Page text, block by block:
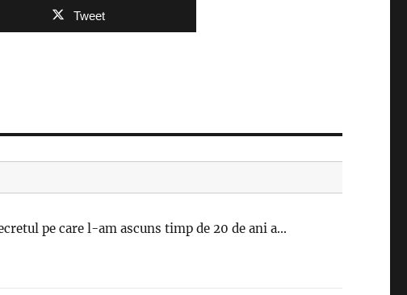
Tweet
pe care l-am ascuns timp de 20 de ani a...